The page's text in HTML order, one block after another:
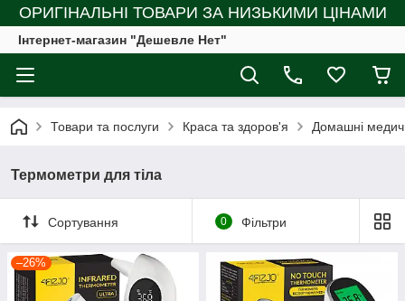
ОРИГІНАЛЬНІ ТОВАРИ ЗА НИЗЬКИМИ ЦІНАМИ
Інтернет-магазин "Дешевле Нет"
Товари та послуги Краса та здоров'я Домашні
Термометри для тіла
Сортування 0 Фільтри
–26%